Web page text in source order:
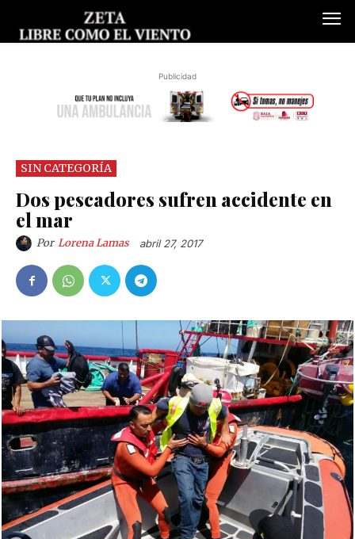
Publicidad
SIN CATEGORÍA
Dos pescadores sufren accidente en
el mar
Por Lorena Lamas abril 27, 2017